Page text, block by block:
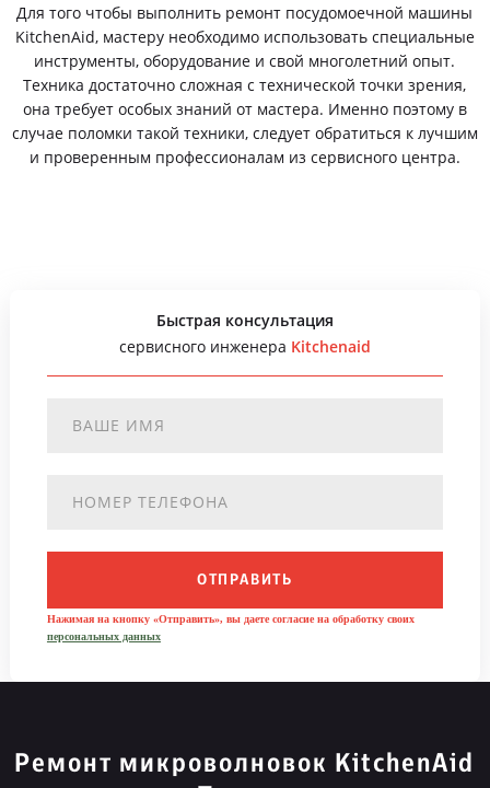
Для того чтобы выполнить ремонт посудомоечной машины
KitchenAid, мастеру необходимо использовать специальные
инструменты, оборудование и свой многолетний опыт.
Техника достаточно сложная с технической точки зрения,
она требует особых знаний от мастера. Именно поэтому в
случае поломки такой техники, следует обратиться к лучшим
и проверенным профессионалам из сервисного центра.
Быстрая консультация
сервисного инженера Kitchenaid
ОТПРАВИТЬ
Нажимая на кнопку «Отправить», вы даете согласие на обработку своих
персональных данных
Ремонт микроволновок KitchenAid